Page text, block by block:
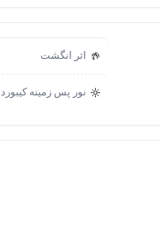
اثر انگشت
نور پس زمینه کیبورد